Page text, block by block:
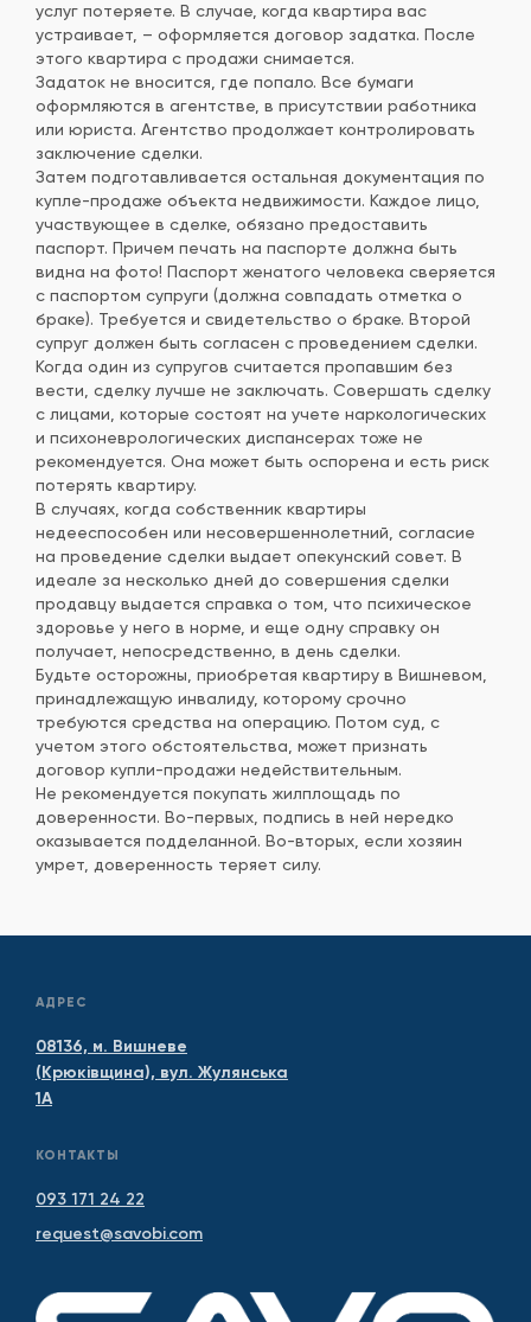
услуг потеряете. В случае, когда квартира вас
устраивает, – оформляется договор задатка. После
этого квартира с продажи снимается.
Задаток не вносится, где попало. Все бумаги
оформляются в агентстве, в присутствии работника
или юриста. Агентство продолжает контролировать
заключение сделки.
Затем подготавливается остальная документация по
купле-продаже объекта недвижимости. Каждое лицо,
участвующее в сделке, обязано предоставить
паспорт. Причем печать на паспорте должна быть
видна на фото! Паспорт женатого человека сверяется
с паспортом супруги (должна совпадать отметка о
браке). Требуется и свидетельство о браке. Второй
супруг должен быть согласен с проведением сделки.
Когда один из супругов считается пропавшим без
вести, сделку лучше не заключать. Совершать сделку
с лицами, которые состоят на учете наркологических
и психоневрологических диспансерах тоже не
рекомендуется. Она может быть оспорена и есть риск
потерять квартиру.
В случаях, когда собственник квартиры
недееспособен или несовершеннолетний, согласие
на проведение сделки выдает опекунский совет. В
идеале за несколько дней до совершения сделки
продавцу выдается справка о том, что психическое
здоровье у него в норме, и еще одну справку он
получает, непосредственно, в день сделки.
Будьте осторожны, приобретая квартиру в Вишневом,
принадлежащую инвалиду, которому срочно
требуются средства на операцию. Потом суд, с
учетом этого обстоятельства, может признать
договор купли-продажи недействительным.
Не рекомендуется покупать жилплощадь по
доверенности. Во-первых, подпись в ней нередко
оказывается подделанной. Во-вторых, если хозяин
умрет, доверенность теряет силу.
АДРЕС
08136, м. Вишневе
(Крюківщина), вул. Жулянська
1А
КОНТАКТЫ
093 171 24 22
request@savobi.com